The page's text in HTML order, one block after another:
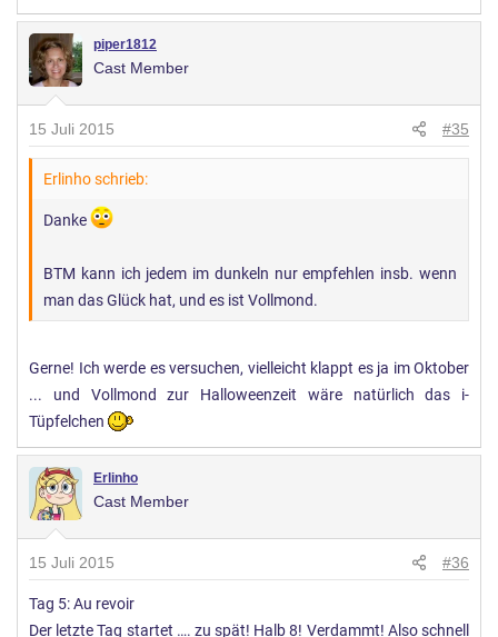
piper1812
Cast Member
15 Juli 2015 #35
Erlinho schrieb:
Danke
BTM kann ich jedem im dunkeln nur empfehlen insb. wenn
man das Glück hat, und es ist Vollmond.
Gerne! Ich werde es versuchen, vielleicht klappt es ja im Oktober
... und Vollmond zur Halloweenzeit wäre natürlich das i-
Tüpfelchen
Erlinho
Cast Member
15 Juli 2015 #36
Tag 5: Au revoir
Der letzte Tag startet …. zu spät! Halb 8! Verdammt! Also schnell